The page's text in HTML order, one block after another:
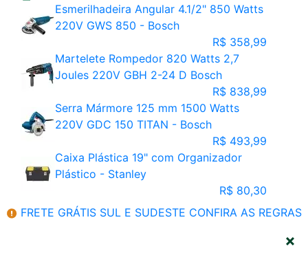
Esmerilhadeira Angular 4.1/2" 850 Watts
220V GWS 850 - Bosch
R$ 358,99
Martelete Rompedor 820 Watts 2,7
Joules 220V GBH 2-24 D Bosch
R$ 838,99
Serra Mármore 125 mm 1500 Watts
220V GDC 150 TITAN - Bosch
R$ 493,99
Caixa Plástica 19" com Organizador
Plástico - Stanley
R$ 80,30
FRETE GRÁTIS SUL E SUDESTE CONFIRA AS REGRAS